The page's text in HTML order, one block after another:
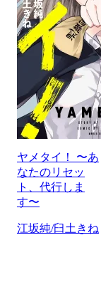
ヤメタイ！ 〜あ
なたのリセッ
ト、代行しま
す〜
江坂純/臼土きね